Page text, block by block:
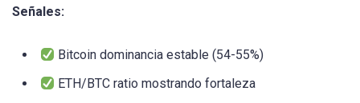
Señales:
Bitcoin dominancia estable (54-55%)
ETH/BTC ratio mostrando fortaleza